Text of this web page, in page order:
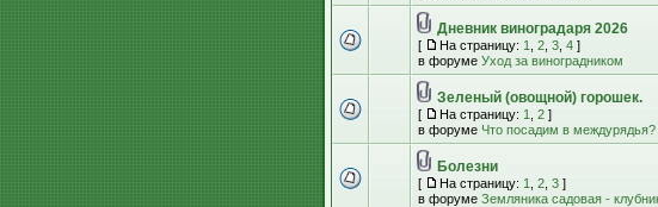
Дневник виноградаря 2026
[ На страницу: 1 2 3 4 ]
в форуме Уход за виноградником
Зеленый (овощной) горошек.
[ На страницу: 1 2 ]
в форуме Что посадим в междурядья?
Болезни
[ На страницу: 1 2 3 ]
в форуме Земляника садовая -